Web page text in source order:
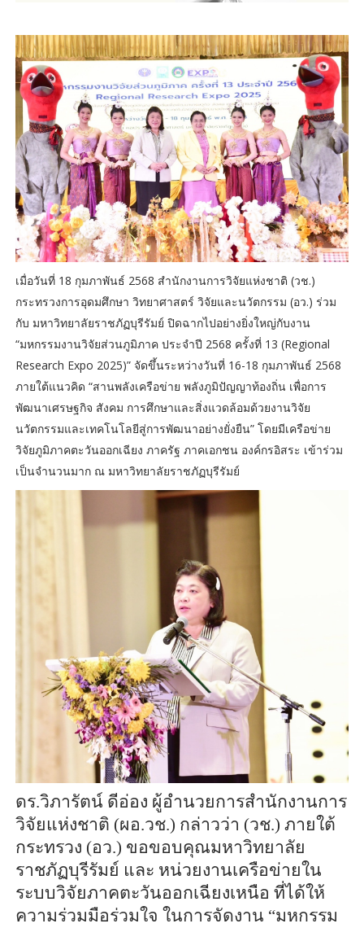
เมื่อวันที่ 18 กุมภาพันธ์ 2568 สำนักงานการวิจัยแห่งชาติ (วช.)
กระทรวงการอุดมศึกษา วิทยาศาสตร์ วิจัยและนวัตกรรม (อว.) ร่วม
กับ มหาวิทยาลัยราชภัฏบุรีรัมย์ ปิดฉากไปอย่างยิ่งใหญ่กับงาน
“มหกรรมงานวิจัยส่วนภูมิภาค ประจำปี 2568 ครั้งที่ 13 (Regional
Research Expo 2025)” จัดขึ้นระหว่างวันที่ 16-18 กุมภาพันธ์ 2568
ภายใต้แนวคิด “สานพลังเครือข่าย พลังภูมิปัญญาท้องถิ่น เพื่อการ
พัฒนาเศรษฐกิจ สังคม การศึกษาและสิ่งแวดล้อมด้วยงานวิจัย
นวัตกรรมและเทคโนโลยีสู่การพัฒนาอย่างยั่งยืน” โดยมีเครือข่าย
วิจัยภูมิภาคตะวันออกเฉียง ภาครัฐ ภาคเอกชน องค์กรอิสระ เข้าร่วม
เป็นจำนวนมาก ณ มหาวิทยาลัยราชภัฏบุรีรัมย์
ดร.วิภารัตน์ ดีอ่อง ผู้อำนวยการสำนักงานการ
วิจัยแห่งชาติ (ผอ.วช.) กล่าวว่า (วช.) ภายใต้
กระทรวง (อว.) ขอขอบคุณมหาวิทยาลัย
ราชภัฏบุรีรัมย์ และ หน่วยงานเครือข่ายใน
ระบบวิจัยภาคตะวันออกเฉียงเหนือ ที่ได้ให้
ความร่วมมือร่วมใจ ในการจัดงาน “มหกรรม